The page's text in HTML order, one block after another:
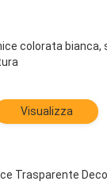
colorata
Visualizza
Trasparente